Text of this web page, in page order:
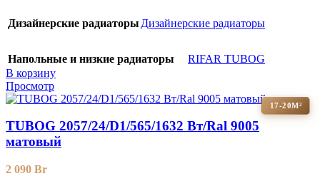
Дизайнерские радиаторы Дизайнерские радиаторы
Напольные и низкие радиаторы
RIFAR TUBOG
В корзину
Просмотр
17-20М²
TUBOG 2057/24/D1/565/1632 Вт/Ral 9005
матовый
2 090 Br